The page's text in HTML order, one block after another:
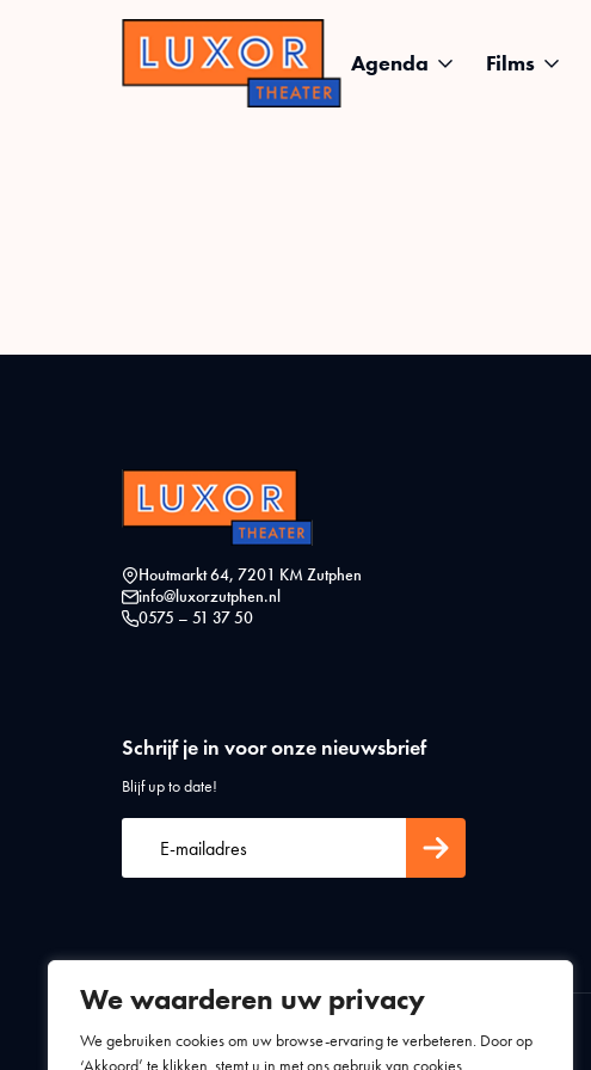
We waarderen uw privacy
We gebruiken cookies om uw browse-ervaring te verbeteren. Door op
‘Akkoord’ te klikken, stemt u in met ons gebruik van cookies.
Agenda Films
Houtmarkt 64, 7201 KM Zutphen
info@luxorzutphen.nl
0575 – 51 37 50
Schrijf je in voor onze nieuwsbrief
Blijf up to date!
Algemene voorwaardenPrivacy statement